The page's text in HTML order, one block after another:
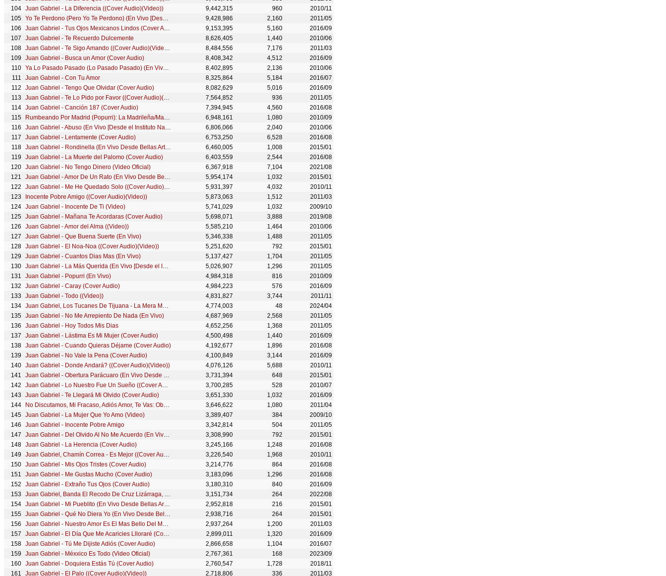
Juan Gabriel - La Diferencia ((Cover Audio)(Video))
9,442,315 960
2010/11
Yo Te Perdono (Pero Yo Te Perdono) (En Vivo [Desde el Instituto Nacional de Bellas Artes])
9,428,986 2,160
2011/05
Juan Gabriel - Tus Ojos Mexicanos Lindos (Cover Audio)
9,153,395 5,160
2016/09
Juan Gabriel - Te Recuerdo Dulcemente
8,626,405 1,440
2010/06
Juan Gabriel - Te Sigo Amando ((Cover Audio)(Video))
8,484,556 7,176
2011/03
Juan Gabriel - Busca un Amor (Cover Audio)
8,408,342 4,512
2016/09
Ya Lo Pasado Pasado (Lo Pasado Pasado) (En Vivo [Desde el Instituto Nacional de Bellas Artes])
8,402,895 2,136
2010/06
Juan Gabriel - Con Tu Amor
8,325,864 5,184
2016/07
Juan Gabriel - Tengo Que Olvidar (Cover Audio)
8,082,629 5,016
2016/09
Juan Gabriel - Te Lo Pido por Favor ((Cover Audio)(Video))
7,564,852 936
2011/05
Juan Gabriel - Canción 187 (Cover Audio)
7,394,945 4,560
2016/08
Rumbeando Por Madrid (Popurri): La Madrileña/Maria Jose/Cuando Seas Mi Mujer/Canta, Viv...
6,948,161 1,080
2010/09
Juan Gabriel - Abuso (En Vivo [Desde el Instituto Nacional de Bellas Artes])
6,806,066 2,040
2010/06
Juan Gabriel - Lentamente (Cover Audio)
6,753,250 6,528
2016/08
Juan Gabriel - Rondinella (En Vivo Desde Bellas Artes, México/ 2013)
6,460,005 1,008
2015/01
Juan Gabriel - La Muerte del Palomo (Cover Audio)
6,403,559 2,544
2016/08
Juan Gabriel - No Tengo Dinero (Video Oficial)
6,367,918 7,104
2021/08
Juan Gabriel - Amor De Un Rato (En Vivo Desde Bellas Artes, México/ 2013)
5,954,174 1,032
2015/01
Juan Gabriel - Me He Quedado Solo ((Cover Audio)(Video))
5,931,397 4,032
2010/11
Inocente Pobre Amigo ((Cover Audio)(Video))
5,873,063 1,512
2011/03
Juan Gabriel - Inocente De Ti (Video)
5,741,029 1,032
2009/10
Juan Gabriel - Mañana Te Acordaras (Cover Audio)
5,698,071 3,888
2019/08
Juan Gabriel - Amor del Alma ((Video))
5,585,210 1,464
2010/06
Juan Gabriel - Que Buena Suerte (En Vivo)
5,346,338 1,488
2011/05
Juan Gabriel - El Noa-Noa ((Cover Audio)(Video))
5,251,620 792
2015/01
Juan Gabriel - Cuantos Dias Mas (En Vivo)
5,137,427 1,704
2011/05
Juan Gabriel - La Más Querida (En Vivo [Desde el Instituto Nacional de Bellas Artes])
5,026,907 1,296
2011/05
Juan Gabriel - Popurri (En Vivo)
4,984,318 816
2010/09
Juan Gabriel - Caray (Cover Audio)
4,984,223 576
2016/09
Juan Gabriel - Todo ((Video))
4,831,827 3,744
2011/11
Juan Gabriel, Los Tucanes De Tijuana - La Mera Mera (Tijuana, Baja California Norte) (Official)
4,774,003 48
2024/04
Juan Gabriel - No Me Arrepiento De Nada (En Vivo)
4,687,969 2,568
2011/05
Juan Gabriel - Hoy Todos Mis Dias
4,652,256 1,368
2011/05
Juan Gabriel - Lástima Es Mi Mujer (Cover Audio)
4,500,498 1,440
2016/09
Juan Gabriel - Cuando Quieras Déjame (Cover Audio)
4,192,677 1,896
2016/08
Juan Gabriel - No Vale la Pena (Cover Audio)
4,100,849 3,144
2016/09
Juan Gabriel - Donde Andará? ((Cover Audio)(Video))
4,076,126 5,688
2010/11
Juan Gabriel - Obertura Parácuaro (En Vivo Desde Bellas Artes, México/ 2013)
3,731,394 648
2015/01
Juan Gabriel - Lo Nuestro Fue Un Sueño ((Cover Audio)(Video))
3,700,285 528
2010/07
Juan Gabriel - Te Llegará Mi Olvido (Cover Audio)
3,651,330 1,032
2016/09
No Discutamos, Mi Fracaso, Adiós Amor, Te Vas: Obertura (En Vivo [Desde el Instituto Nacio...
3,646,622 1,080
2011/04
Juan Gabriel - La Mujer Que Yo Amo (Video)
3,389,407 384
2009/10
Juan Gabriel - Inocente Pobre Amigo
3,342,814 504
2011/05
Juan Gabriel - Del Olvido Al No Me Acuerdo (En Vivo Desde Bellas Artes, México/ 2013)
3,308,990 792
2015/01
Juan Gabriel - La Herencia (Cover Audio)
3,245,166 1,248
2016/08
Juan Gabriel, Chamín Correa - Es Mejor ((Cover Audio)(Video))
3,226,540 1,968
2010/11
Juan Gabriel - Mis Ojos Tristes (Cover Audio)
3,214,776 864
2016/08
Juan Gabriel - Me Gustas Mucho (Cover Audio)
3,183,096 1,296
2016/08
Juan Gabriel - Extraño Tus Ojos (Cover Audio)
3,180,310 840
2016/09
Juan Gabriel, Banda El Recodo De Cruz Lizárraga, La India - Ya
3,151,734 264
2022/08
Juan Gabriel - Mi Pueblito (En Vivo Desde Bellas Artes, México/ 2013)
2,952,818 216
2015/01
Juan Gabriel - Qué No Diera Yo (En Vivo Desde Bellas Artes, México/2013)
2,938,716 264
2015/01
Juan Gabriel - Nuestro Amor Es El Mas Bello Del Mundo ((Cover Audio)(Video))
2,937,264 1,200
2011/03
Juan Gabriel - El Día Que Me Acaricies Llloraré (Cover Audio)
2,899,011 1,320
2016/09
Juan Gabriel - Tú Me Dijiste Adiós (Cover Audio)
2,866,658 1,104
2016/07
Juan Gabriel - Méxxico Es Todo (Video Oficial)
2,767,361 168
2023/09
Juan Gabriel - Doquiera Estás Tú (Cover Audio)
2,760,547 1,728
2018/11
Juan Gabriel - El Palo ((Cover Audio)(Video))
2,718,806 336 2011/03